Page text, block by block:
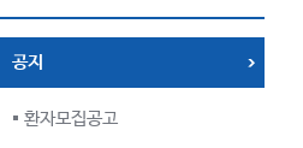
공지
환자모집공고